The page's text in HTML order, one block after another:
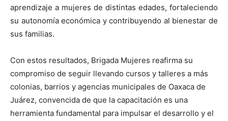
aprendizaje a mujeres de distintas edades, fortaleciendo
su autonomía económica y contribuyendo al bienestar de
sus familias.
Con estos resultados, Brigada Mujeres reafirma su
compromiso de seguir llevando cursos y talleres a más
colonias, barrios y agencias municipales de Oaxaca de
Juárez, convencida de que la capacitación es una
herramienta fundamental para impulsar el desarrollo y el